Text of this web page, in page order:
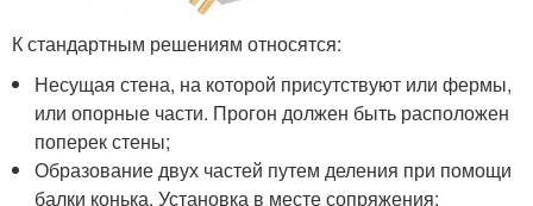
К стандартным решениям относятся:
Несущая стена, на которой присутствуют или фермы,
или опорные части. Прогон должен быть расположен
поперек стены;
Образование двух частей путем деления при помощи
балки конька. Установка в месте сопряжения;